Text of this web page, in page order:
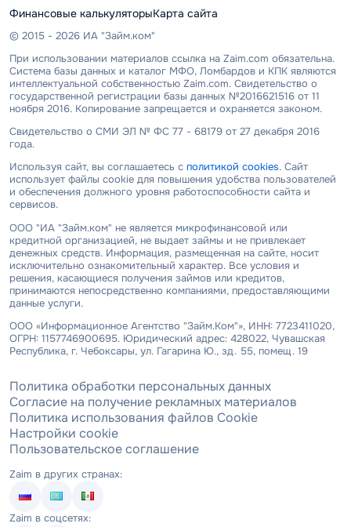
Финансовые калькуляторыКарта сайта
© 2015 - 2026 ИА "Займ.ком"
При использовании материалов ссылка на Zaim.com обязательна.
Система базы данных и каталог МФО, Ломбардов и КПК являются
интеллектуальной собственностью Zaim.com. Свидетельство о
государственной регистрации базы данных №2016621516 от 11
ноября 2016. Копирование запрещается и охраняется законом.
Свидетельство о СМИ ЭЛ № ФС 77 - 68179 от 27 декабря 2016
года.
Используя сайт, вы соглашаетесь с политикой cookies. Сайт
использует файлы cookie для повышения удобства пользователей
и обеспечения должного уровня работоспособности сайта и
сервисов.
ООО "ИА "Займ.ком" не является микрофинансовой или
кредитной организацией, не выдает займы и не привлекает
денежных средств. Информация, размещенная на сайте, носит
исключительно ознакомительный характер. Все условия и
решения, касающиеся получения займов или кредитов,
принимаются непосредственно компаниями, предоставляющими
данные услуги.
ООО «Информационное Агентство "Займ.Ком"», ИНН: 7723411020,
ОГРН: 1157746900695. Юридический адрес: 428022, Чувашская
Республика, г. Чебоксары, ул. Гагарина Ю., зд. 55, помещ. 19
Политика обработки персональных данных
Согласие на получение рекламных материалов
Политика использования файлов Cookie
Настройки cookie
Пользовательское соглашение
Zaim в других странах:
Zaim в соцсетях: